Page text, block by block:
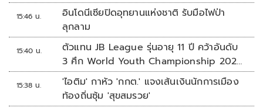
15:46 น.
อินโดนีเซียปิดอุทยานแห่งชาติ รับมือไฟป่า
ลุกลาม
15:40 น.
ตัวแทน JB League รุ่นอายุ 11 ปี คว้าอันดับ
3 ศึก World Youth Championship 2026
ที่สิงคโปร์
15:38 น.
'ไอติม' กาหัว 'กกต.' แจงเส้นเงินนักการเมือง
ท้องถิ่นซุ้ม 'สุขสมรวย'